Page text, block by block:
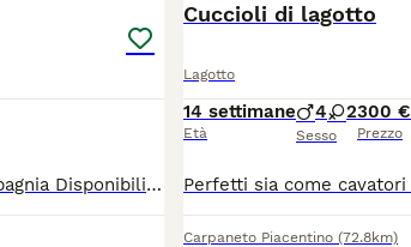
Perfetti sia come cavatori che come cani da compagnia Disponibili 2 maschi di colore bianco e marrone età 3 mesi. Dotati di pedigree, seconda vaccinazione, test genetici e microchip. Possibilità di vedere i genitori.
Cuccioli di lagotto
Lagotto
14 settimane
Età
4 2
Sesso
300 €
Prezzo
Carpaneto Piacentino (72.8km)